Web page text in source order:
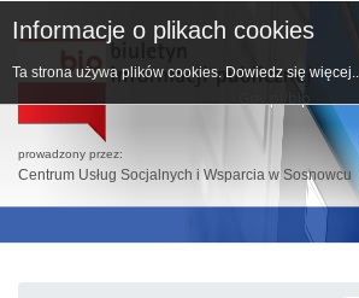
prowadzony przez:
Centrum Usług Socjalnych i Wsparcia w Sosnowcu
Informacje o plikach cookies
Ta strona używa plików cookies. Dowiedz się więcej...